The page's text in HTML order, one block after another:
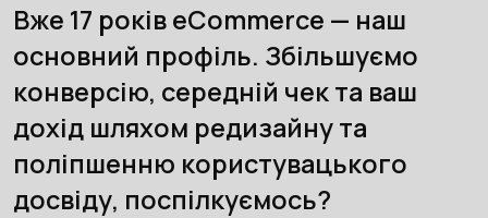
Вже 17 років eCommerce — наш
основний профіль. Збільшуємо
конверсію, середній чек та ваш
дохід шляхом редизайну та
поліпшенню користувацького
досвіду, поспілкуємось?